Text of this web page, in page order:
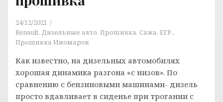
24/12/2021
Renault, Дизельные авто. Прошивка. Сажа. ЕГР.,
Прошивка Иномарок
Как известно, на дизельных автомобилях
хорошая динамика разгона «с низов». По
сравнению с бензиновыми машинами- дизель
просто вдавливает в сиденье при трогании с